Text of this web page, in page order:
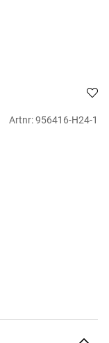
Artnr:956416-H24-1